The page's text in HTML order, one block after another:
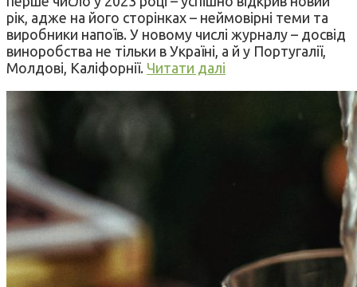
рік, адже на його сторінках – неймовірні теми та
виробники напоїв. У новому числі журналу – досвід
виноробства не тільки в Україні, а й у Португалії,
Молдові, Каліфорнії. Читати далі